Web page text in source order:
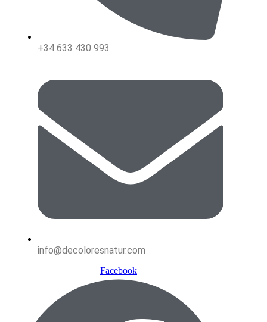
+34 633 430 993
info@decoloresnatur.com
Facebook